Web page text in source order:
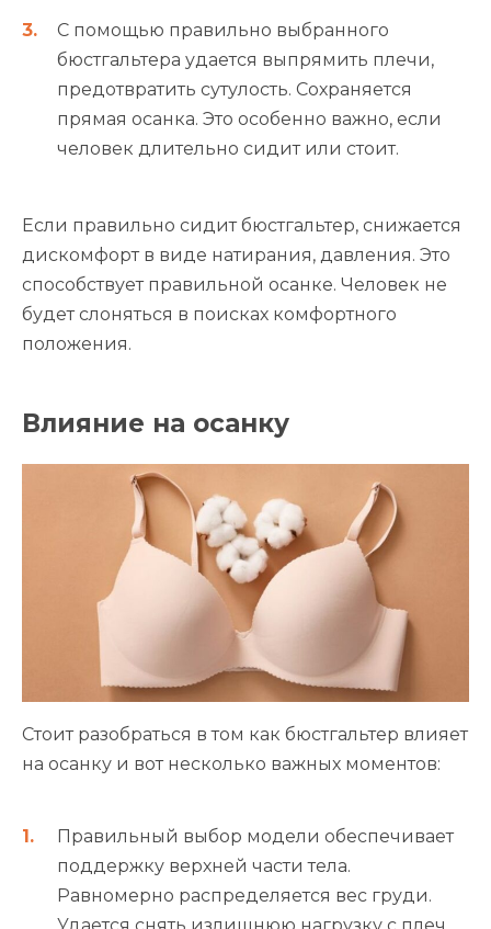
С помощью правильно выбранного
бюстгальтера удается выпрямить плечи,
предотвратить сутулость. Сохраняется
прямая осанка. Это особенно важно, если
человек длительно сидит или стоит.
Если правильно сидит бюстгальтер, снижается
дискомфорт в виде натирания, давления. Это
способствует правильной осанке. Человек не
будет слоняться в поисках комфортного
положения.
Влияние на осанку
Стоит разобраться в том как бюстгальтер влияет
на осанку и вот несколько важных моментов:
Правильный выбор модели обеспечивает
поддержку верхней части тела.
Равномерно распределяется вес груди.
Удается снять излишнюю нагрузку с плеч,